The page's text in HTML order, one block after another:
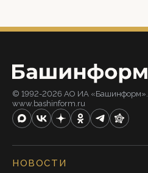
© 1992-2026 АО ИА «Башинформ».
www.bashinform.ru
НОВОСТИ